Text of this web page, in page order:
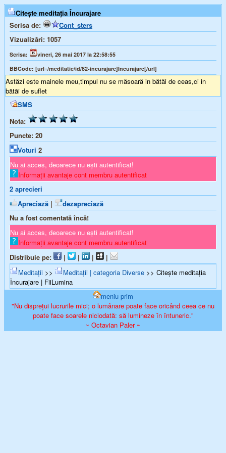
Citește meditația Încurajare
Scrisa de:
Cont_sters
Vizualizări: 1057
Scrisa:
vineri, 26 mai 2017 la 22:58:55
BBCode: [url=/meditatie/id/82-incurajare]Încurajare[/url]
Astăzi este mainele meu,timpul nu se măsoară in bătăi de ceas,ci in
bătăi de suflet
SMS
Nota:
Puncte: 20
Voturi 2
Nu ai acces, deoarece nu ești autentificat!
Informații avantaje cont membru autentificat
2 aprecieri
Apreciază |
dezapreciază
Nu a fost comentată încă!
Nu ai acces, deoarece nu ești autentificat!
Informații avantaje cont membru autentificat
Distribuie pe:
| | |
|
Meditații >> Meditații | categoria Diverse >> Citește meditația
Încurajare | FiiLumina
meniu prim
"Nu disprețui lucrurile mici; o lumânare poate face oricând ceea ce nu
poate face soarele niciodată: să lumineze în întuneric."
~ Octavian Paler ~